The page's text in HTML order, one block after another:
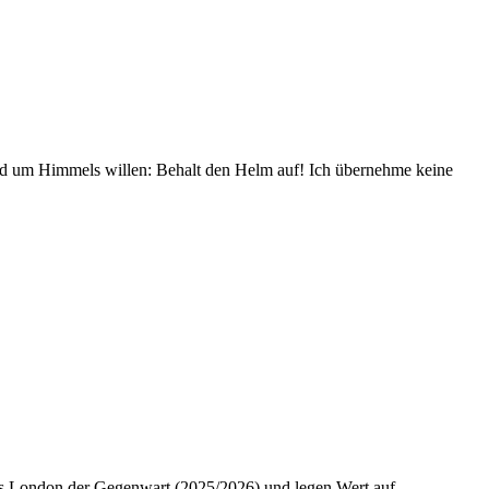
um Himmels willen: Behalt den Helm auf! Ich übernehme keine